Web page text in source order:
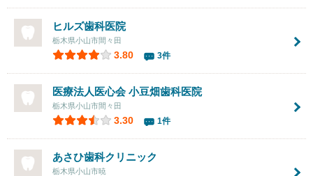
ヒルズ歯科医院
栃木県小山市間々田
3.80 3件
医療法人医心会小豆畑歯科医院
栃木県小山市間々田
3.30 1件
あさひ歯科クリニック
栃木県小山市暁